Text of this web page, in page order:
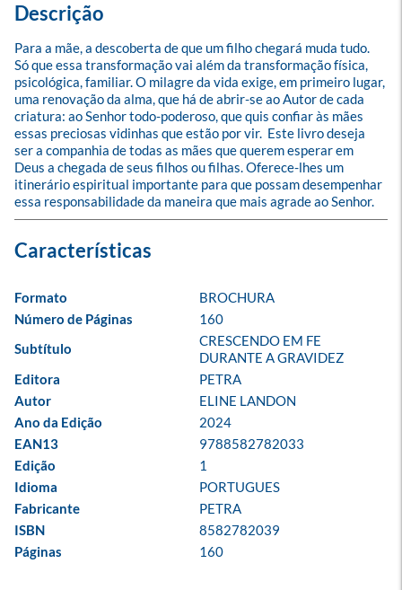
Descrição
Para a mãe, a descoberta de que um filho chegará muda tudo.
Só que essa transformação vai além da transformação física,
psicológica, familiar. O milagre da vida exige, em primeiro lugar,
uma renovação da alma, que há de abrir-se ao Autor de cada
criatura: ao Senhor todo-poderoso, que quis confiar às mães
essas preciosas vidinhas que estão por vir.  Este livro deseja
ser a companhia de todas as mães que querem esperar em
Deus a chegada de seus filhos ou filhas. Oferece-lhes um
itinerário espiritual importante para que possam desempenhar
essa responsabilidade da maneira que mais agrade ao Senhor.
Formato
BROCHURA
Número de Páginas
160
Subtítulo
CRESCENDO EM FE
DURANTE A GRAVIDEZ
Editora
PETRA
Autor
ELINE LANDON
Ano da Edição
2024
EAN13
9788582782033
Edição
1
Idioma
PORTUGUES
Fabricante
PETRA
ISBN
8582782039
Páginas
160